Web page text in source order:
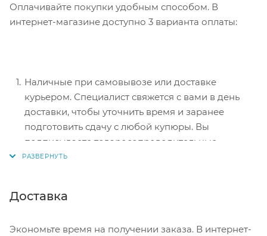
Оплачивайте покупки удобным способом. В
интернет-магазине доступно 3 варианта оплаты:
Наличные при самовывозе или доставке
курьером. Специалист свяжется с вами в день
доставки, чтобы уточнить время и заранее
подготовить сдачу с любой купюры. Вы
подписываете товаросопроводительные
документы, вносите денежные средства,
Доставка
Экономьте время на получении заказа. В интернет-